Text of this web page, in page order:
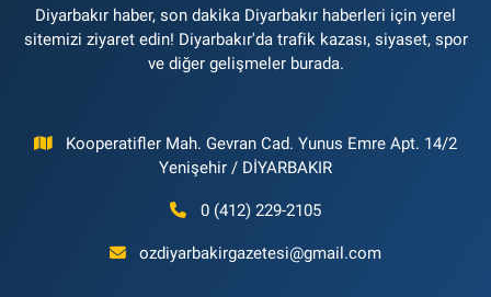
Diyarbakır haber, son dakika Diyarbakır haberleri için yerel
sitemizi ziyaret edin! Diyarbakır'da trafik kazası, siyaset, spor
ve diğer gelişmeler burada.
Kooperatifler Mah. Gevran Cad. Yunus Emre Apt. 14/2
Yenişehir / DİYARBAKIR
0 (412) 229-2105
ozdiyarbakirgazetesi@gmail.com